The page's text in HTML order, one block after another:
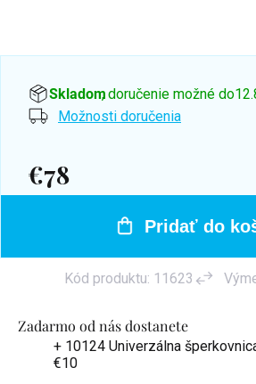
Zadarmo od nás dostanete
+ 10124 Univerzálna
€10
Skladom, doručenie možné do
Možnosti doručenia
€78
Jednotková
Pridať do
Kód produktu: 11623